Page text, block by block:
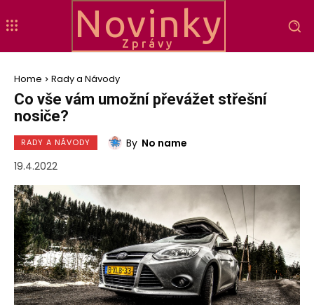
Novinky
Zprávy
Home Rady a Návody
Co vše vám umožní převážet střešní
nosiče?
RADY A NÁVODY By No name
19.4.2022